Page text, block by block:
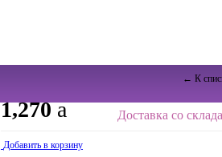
← К
Доставка со
1,270 a
Добавить в корзину